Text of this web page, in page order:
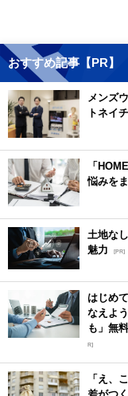
おすすめ記事【PR】
メンズ
トネイ
「
悩みを
土地な
魅力
[PR]
はじめ
なえよ
も」無
R]
「え、
差がつ